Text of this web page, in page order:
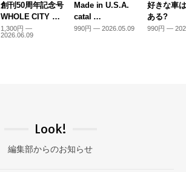
創刊50周年記念号
WHOLE CITY …
1,300円 —
2026.06.09
Made in U.S.A.
catal …
990円 — 2026.05.09
好きな車
ある?
990円 —
Look!
編集部からのお知らせ